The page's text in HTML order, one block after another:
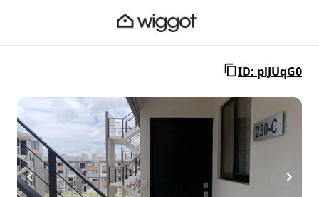
ID: plJUqG0